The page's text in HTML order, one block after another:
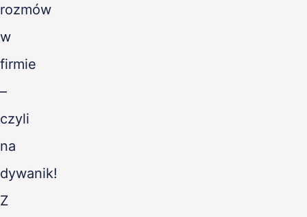
rozmów
w
firmie
–
czyli
na
dywanik!
Z